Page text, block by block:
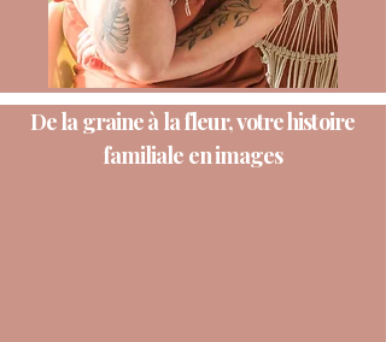
De la graine à la fleur, votre histoire
familiale en images